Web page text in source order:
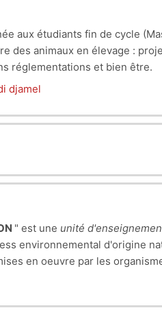
aux étudiants fin de cycle
des animaux en élevage :
réglementations et bien être.
djamel
" est une unité
environnemental d'origine
en oeuvre par les
aux toxiques sera
toxiques